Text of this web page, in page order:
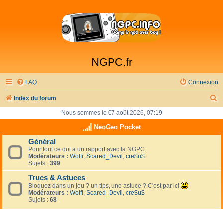
NGPC.fr
FAQ Connexion
Index du forum
h
Nous sommes le 07 août 2026, 07:19
NeoGeo Pocket
Général
Pour tout ce qui a un rapport avec la NGPC
Modérateurs : Wolfi, Scared_Devil , cre$u$
Sujets : 399
Trucs & Astuces
Bloquez dans un jeu ? un tips, une astuce ? C'est par ici
Modérateurs : Wolfi, Scared_Devil , cre$u$
Sujets : 68